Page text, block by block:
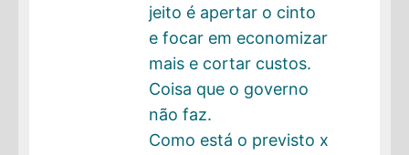
jeito é apertar o cinto
e focar em economizar
mais e cortar custos.
Coisa que o governo
não faz.
Como está o previsto x